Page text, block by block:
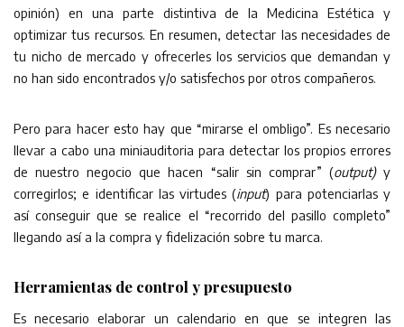
opinión) en una parte distintiva de la Medicina Estética y
optimizar tus recursos. En resumen, detectar las necesidades de
tu nicho de mercado y ofrecerles los servicios que demandan y
no han sido encontrados y/o satisfechos por otros compañeros.
Pero para hacer esto hay que “mirarse el ombligo”. Es necesario
llevar a cabo una miniauditoria para detectar los propios errores
de nuestro negocio que hacen “salir sin comprar” (output)y
corregirlos; e identificar las virtudes (input) para potenciarlas y
así conseguir que se realice el “recorrido del pasillo completo”
llegando así a la compra y fidelización sobre tu marca.
Herramientas de control y presupuesto
Es necesario elaborar un calendario en que se integren las